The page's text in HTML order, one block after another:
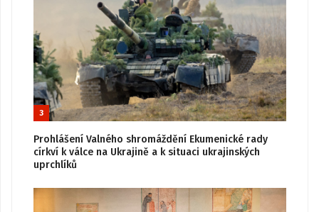
3
Prohlášení Valného shromáždění Ekumenické rady
církví k válce na Ukrajině a k situaci ukrajinských
uprchlíků